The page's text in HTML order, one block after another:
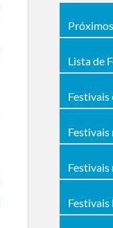
Lista de
Festivais
Festivais
Festivais